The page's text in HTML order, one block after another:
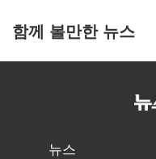
함께 볼만한 뉴스
뉴스